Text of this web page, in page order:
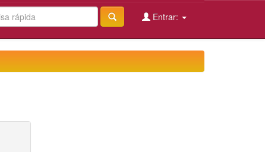
Entrar: